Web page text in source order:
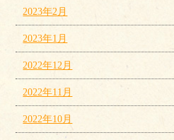
2023年2月
2023年1月
2022年12月
2022年11月
2022年10月